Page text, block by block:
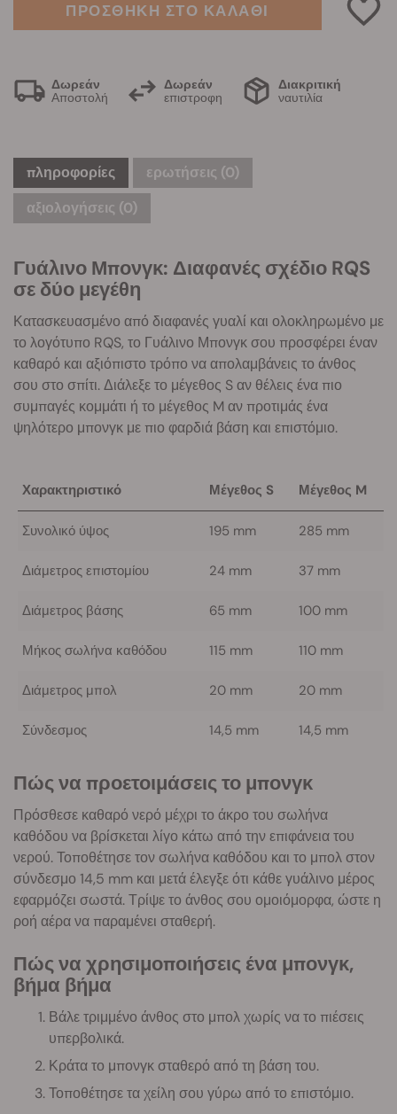
ΠΡΟΣΘΗΚΗ ΣΤΟ ΚΑΛΑΘΙ
Δωρεάν
Αποστολή
Δωρεάν
επιστροφη
Διακριτική
ναυτιλία
πληροφορίες ερωτήσεις (0)
αξιολογήσεις (0)
Γυάλινο Μπονγκ: Διαφανές σχέδιο RQS
σε δύο μεγέθη
Κατασκευασμένο από διαφανές γυαλί και ολοκληρωμένο με
το λογότυπο RQS, το Γυάλινο Μπονγκ σου προσφέρει έναν
καθαρό και αξιόπιστο τρόπο να απολαμβάνεις το άνθος
σου στο σπίτι. Διάλεξε το μέγεθος S αν θέλεις ένα πιο
συμπαγές κομμάτι ή το μέγεθος M αν προτιμάς ένα
ψηλότερο μπονγκ με πιο φαρδιά βάση και επιστόμιο.
Χαρακτηριστικό Μέγεθος S Μέγεθος M
Συνολικό ύψος 195 mm 285 mm
Διάμετρος επιστομίου 24 mm 37 mm
Διάμετρος βάσης 65 mm 100 mm
Μήκος σωλήνα καθόδου 115 mm 110 mm
Διάμετρος μπολ 20 mm 20 mm
Σύνδεσμος 14,5 mm 14,5 mm
Πώς να προετοιμάσεις το μπονγκ
Πρόσθεσε καθαρό νερό μέχρι το άκρο του σωλήνα
καθόδου να βρίσκεται λίγο κάτω από την επιφάνεια του
νερού. Τοποθέτησε τον σωλήνα καθόδου και το μπολ στον
σύνδεσμο 14,5 mm και μετά έλεγξε ότι κάθε γυάλινο μέρος
εφαρμόζει σωστά. Τρίψε το άνθος σου ομοιόμορφα, ώστε η
ροή αέρα να παραμένει σταθερή.
Πώς να χρησιμοποιήσεις ένα μπονγκ,
βήμα βήμα
Βάλε τριμμένο άνθος στο μπολ χωρίς να το πιέσεις
υπερβολικά.
Κράτα το μπονγκ σταθερό από τη βάση του.
Τοποθέτησε τα χείλη σου γύρω από το επιστόμιο.